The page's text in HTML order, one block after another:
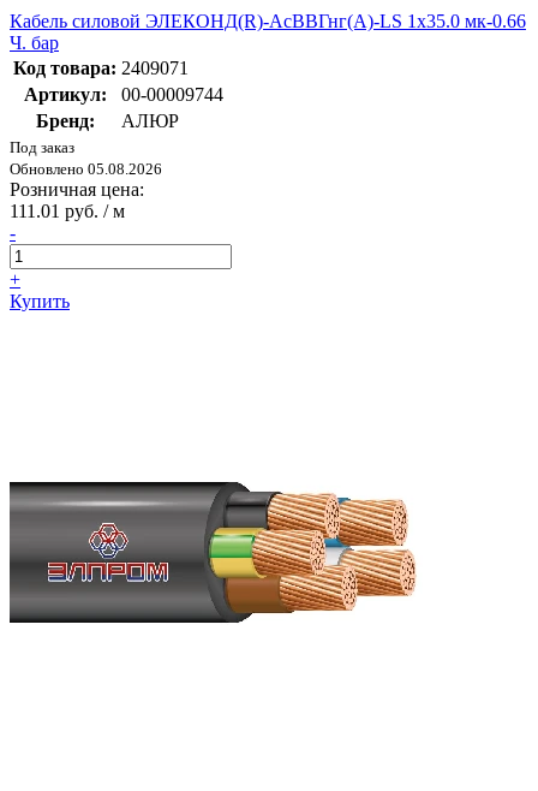
Кабель силовой ЭЛЕКОНД(R)-АсВВГнг(А)-LS 1х35.0 мк-0.66
Ч. бар
Код товара: 2409071
Артикул:
00-00009744
Бренд:
АЛЮР
Под заказ
Обновлено 05.08.2026
Розничная цена:
111.01 руб. / м
-
+
Купить